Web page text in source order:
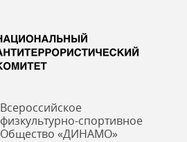
Всероссийское
физкультурно-спортивное
Общество «ДИНАМО»